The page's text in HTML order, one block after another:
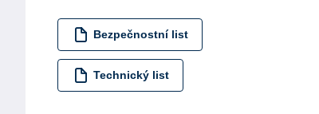
Bezpečnostní list
Technický list